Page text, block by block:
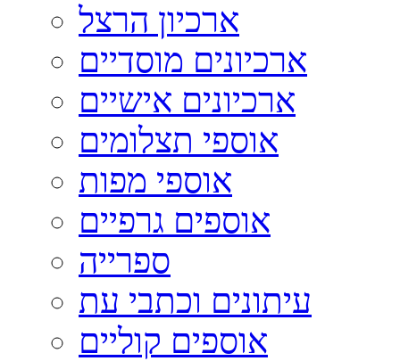
ארכיון הרצל
ארכיונים מוסדיים
ארכיונים אישיים
אוספי תצלומים
אוספי מפות
אוספים גרפיים
ספרייה
עיתונים וכתבי עת
אוספים קוליים